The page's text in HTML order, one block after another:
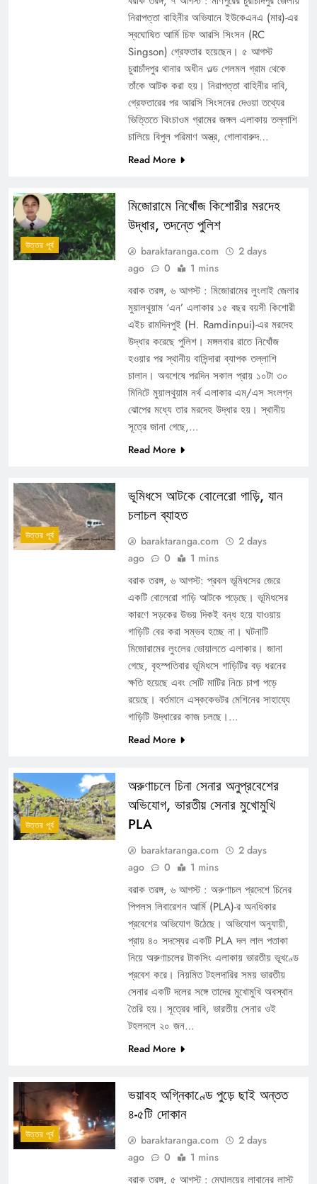
নিরাপত্তা বাহিনীর অভিযানে ইউকেএনএ (মার)-এর
স্বঘোষিত আর্মি চিফ আরসি সিংসন (RC
Singson) গ্রেফতার হয়েছেন। ৫ আগস্ট
চুরাচাঁদপুর থানার অধীন ওল্ড গেলমল গ্রাম থেকে
তাঁকে আটক করা হয়। নিরাপত্তা বাহিনীর দাবি,
গ্রেফতারের পর আরসি সিংসনের দেওয়া তথ্যের
ভিত্তিতে থিংচাওম গ্রামের জঙ্গল এলাকায় তল্লাশি
চালিয়ে বিপুল পরিমাণ অস্ত্র, গোলাবারুদ…
Read More
উত্তর পূর্ব
মিজোরামে নিখোঁজ কিশোরীর মরদেহ
উদ্ধার, তদন্তে পুলিশ
baraktaranga.com
2 days
ago
0 1 mins
বরাক তরঙ্গ, ৬ আগস্ট : মিজোরামের লুংলাই জেলার
মুয়ালথুয়াম ‘এন’ এলাকার ১৫ বছর বয়সী কিশোরী
এইচ রামদিনপুই (H. Ramdinpui)-এর মরদেহ
উদ্ধার করেছে পুলিশ। মঙ্গলবার রাতে নিখোঁজ
হওয়ার পর স্থানীয় বাসিন্দারা ব্যাপক তল্লাশি
চালান। অবশেষে পরদিন সকাল প্রায় ১০টা ৩০
মিনিটে মুয়ালথুয়াম নর্থ এলাকার এম/এস সংলগ্ন
ঝোপের মধ্যে তার মরদেহ উদ্ধার হয়। স্থানীয়
সূত্রে জানা গেছে,…
Read More
উত্তর পূর্ব
ভূমিধসে আটকে বোলেরো গাড়ি, যান
চলাচল ব্যাহত
baraktaranga.com
2 days
ago
0 1 mins
বরাক তরঙ্গ, ৬ আগস্ট: প্রবল ভূমিধসের জেরে
একটি বোলেরো গাড়ি আটকে পড়েছে। ভূমিধসের
কারণে সড়কের উভয় দিকই বন্ধ হয়ে যাওয়ায়
গাড়িটি বের করা সম্ভব হচ্ছে না। ঘটনাটি
মিজোরামের লুংলের ভোয়ালতে এলাকার। জানা
গেছে, বৃহস্পতিবার ভূমিধসে গাড়িটির বড় ধরনের
ক্ষতি হয়েছে এবং সেটি মাটির নিচে চাপা পড়ে
রয়েছে। বর্তমানে এস্ককেভটর মেশিনের সাহায্যে
গাড়িটি উদ্ধারের কাজ চলছে।…
Read More
উত্তর পূর্ব
অরুণাচলে চিনা সেনার অনুপ্রবেশের
অভিযোগ, ভারতীয় সেনার মুখোমুখি
PLA
baraktaranga.com
2 days
ago
0 1 mins
বরাক তরঙ্গ, ৬ আগস্ট : অরুণাচল প্রদেশে চিনের
পিপলস লিবারেশন আর্মি (PLA)-র অনধিকার
প্রবেশের অভিযোগ উঠেছে। অভিযোগ অনুযায়ী,
প্রায় ৪০ সদস্যের একটি PLA দল লাল পতাকা
নিয়ে অরুণাচলের টাকসিং এলাকায় ভারতীয় ভূখণ্ডে
প্রবেশ করে। নিয়মিত টহলদারির সময় ভারতীয়
সেনার একটি দলের সঙ্গে তাদের মুখোমুখি অবস্থান
তৈরি হয়। সূত্রের দাবি, ভারতীয় সেনার ওই
টহলদলে ২০ জন…
Read More
উত্তর পূর্ব
ভয়াবহ অগ্নিকাণ্ডে পুড়ে ছাই অন্তত
৪-৫টি দোকান
baraktaranga.com
2 days
ago
0 1 mins
বরাক তরঙ্গ, ৫ আগস্ট : মেঘালয়ের লাবানের লাস্ট